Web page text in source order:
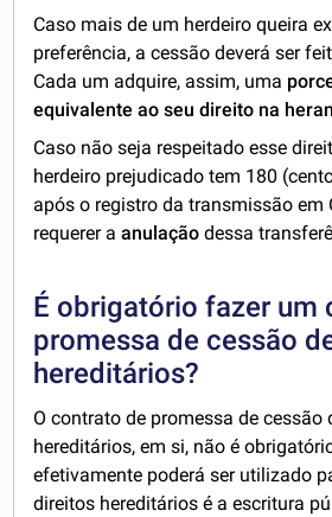
Caso mais de um herdeiro queira
preferência, a cessão deverá ser
Cada um adquire, assim, uma
equivalente ao seu direito na
Caso não seja respeitado esse
herdeiro prejudicado tem 180
após o registro da transmissão em
requerer aanulação dessa
É obrigatório fazer um
promessa de cessão
hereditários?
O contrato de promessa de cessão
hereditários, em si, não é
efetivamente poderá ser utilizado
direitos hereditários é a escritura